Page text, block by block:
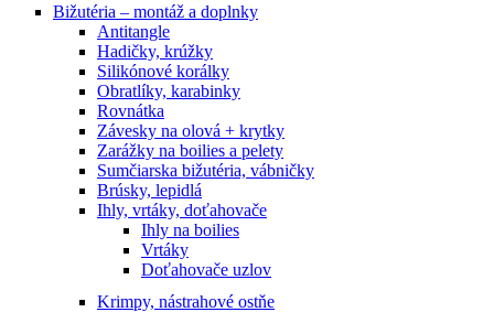
Bižutéria – montáž a doplnky
Antitangle
Hadičky, krúžky
Silikónové korálky
Obratlíky, karabinky
Rovnátka
Závesky na olová + krytky
Zarážky na boilies a pelety
Sumčiarska bižutéria, vábničky
Brúsky, lepidlá
Ihly, vrtáky, doťahovače
Ihly na boilies
Vrtáky
Doťahovače uzlov
Krimpy, nástrahové ostňe